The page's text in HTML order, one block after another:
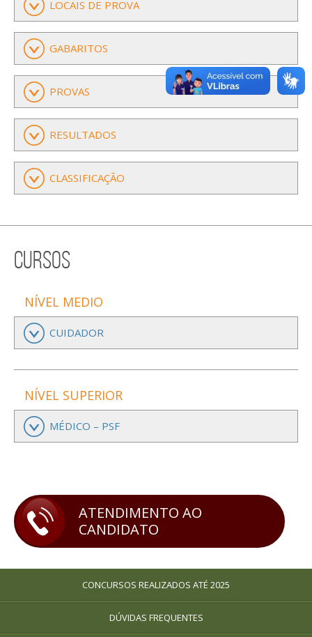
LOCAIS DE PROVA
GABARITOS
PROVAS
RESULTADOS
CLASSIFICAÇÃO
cursos
NÍVEL MEDIO
CUIDADOR
NÍVEL SUPERIOR
MÉDICO – PSF
ATENDIMENTO AO
CANDIDATO
CONCURSOS REALIZADOS ATÉ 2025
DÚVIDAS FREQUENTES